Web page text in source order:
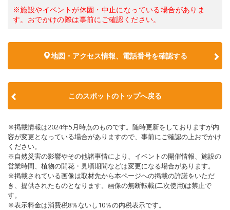
※施設やイベントが休園・中止になっている場合がありま
す。おでかけの際は事前にご確認ください。
地図・アクセス情報、電話番号を確認する
このスポットのトップへ戻る
※掲載情報は2024年5月時点のものです。随時更新をしておりますが内
容が変更となっている場合がありますので、事前にご確認の上おでかけ
ください。
※自然災害の影響やその他諸事情により、イベントの開催情報、施設の
営業時間、植物の開花・見頃期間などは変更になる場合があります。
※掲載されている画像は取材先から本ページへの掲載の許諾をいただ
き、提供されたものとなります。画像の無断転載(二次使用)は禁止で
す。
※表示料金は消費税8％ないし10％の内税表示です。